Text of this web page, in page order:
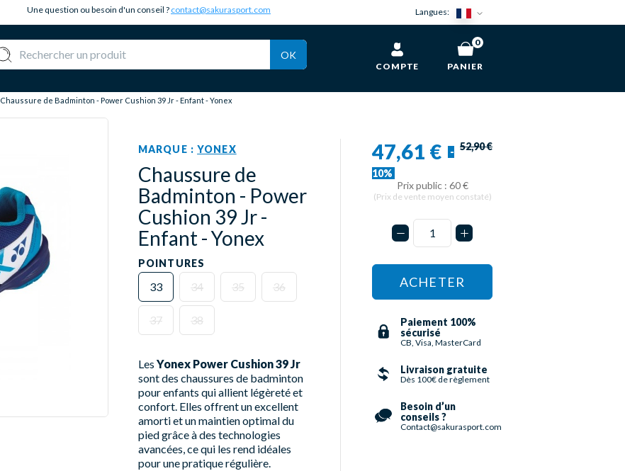
Une question ou besoin d'un conseil ? contact@sakurasport.com Langues:
OK
COMPTE PANIER
0
Chaussure de Badminton - Power Cushion 39 Jr - Enfant - Yonex
MARQUE :YONEX
Chaussure de
Badminton - Power
Cushion 39 Jr -
Enfant - Yonex
POINTURES
33 34 35 36
37 38
Les Yonex Power Cushion 39 Jr
sont des chaussures de badminton
pour enfants qui allient légèreté et
confort. Elles offrent un excellent
amorti et un maintien optimal du
pied grâce à des technologies
avancées, ce qui les rend idéales
pour une pratique régulière.
47,61 €
-
10%
52,90 €
Prix public : 60 €
(Prix de vente moyen constaté)
ACHETER
Paiement 100%
sécurisé
CB, Visa, MasterCard
Livraison gratuite
Dès 100€ de règlement
Besoin d’un
conseils ?
Contact@sakurasport.com